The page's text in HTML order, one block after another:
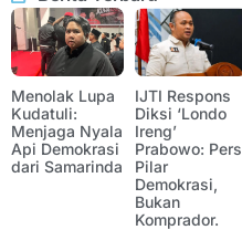
Menolak Lupa
Kudatuli:
Menjaga Nyala
Api Demokrasi
dari Samarinda
IJTI Respons
Diksi ‘Londo
Ireng’
Prabowo: Pers
Pilar
Demokrasi,
Bukan
Komprador.